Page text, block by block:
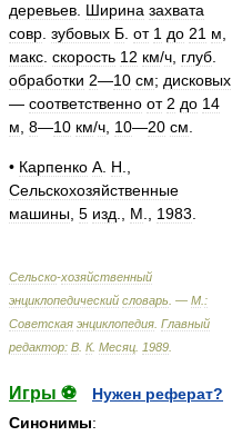
деревьев Ширина захвата
совр зубовых Б от 1 до 21 м
макс скорость 12 км/ч глуб
обработки 2—10 см; дисковых
— соответственно от 2 до 14
м 8—10 км/ч 10—20 см
• Карпенко А Н
Сельскохозяйственные
машины 5 изд М 1983
Сельско-хозяйственный
энциклопедический словарь . — М :
Советская энциклопедия Главный
редактор: В К. Месяц 1989
Игры ⚽
Нужен реферат?
Синонимы: